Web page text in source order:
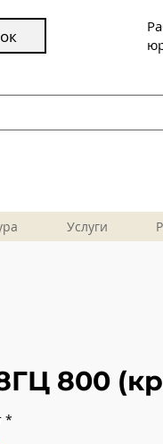
Услуги
800
*